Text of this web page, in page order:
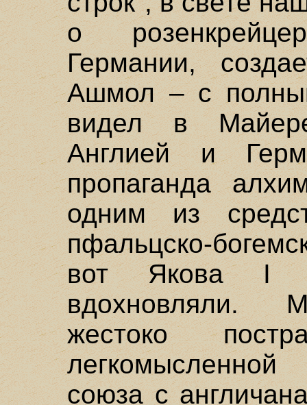
о
Германии,
Ашмол – с
видел в
Англией и
пропаганда
одним из
пфальцско-
вот Якова I
вдохновляли.
жестоко
союза с